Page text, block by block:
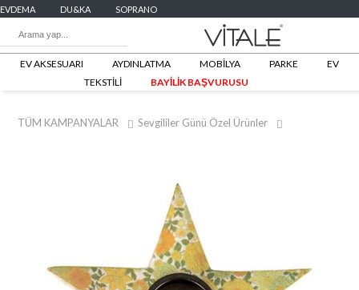
EVDEMA DU&KA SOPRANO
EV AKSESUARI AYDINLATMA MOBİLYA PARKE
EV
TEKSTİLİ
BAYİLİK BAŞVURUSU
TÜM KAMPANYALAR Sevgililer Günü Özel Ürünler